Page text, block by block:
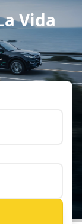
Vida